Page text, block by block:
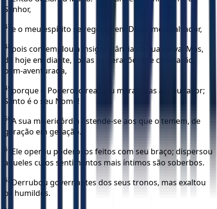
Senhor,
47 e o meu espírito se regozija em Deus, meu Salvador,
48 pois contemplou a insignificância da sua serva. Mas,
de hoje em diante, todas as gerações me chamarão
bem-aventurada,
49 porque o Poderoso realizou maravilhas a meu favor;
Santo é o seu Nome!
50 A sua misericórdia estende-se aos que o temem, de
geração em geração.
51
Ele operou poderosos feitos com seu braço; dispersou
aqueles cujos sentimentos mais íntimos são soberbos.
52 Derrubou governantes dos seus tronos, mas exaltou
os humildes.